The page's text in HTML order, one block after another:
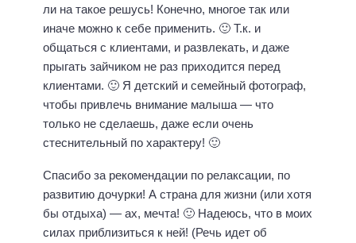
ли на такое решусь! Конечно, многое так или
иначе можно к себе применить. 🙂 Т.к. и
общаться с клиентами, и развлекать, и даже
прыгать зайчиком не раз приходится перед
клиентами. 🙂 Я детский и семейный фотограф,
чтобы привлечь внимание малыша — что
только не сделаешь, даже если очень
стеснительный по характеру! 🙂
Спасибо за рекомендации по релаксации, по
развитию дочурки! А страна для жизни (или хотя
бы отдыха) — ах, мечта! 🙂 Надеюсь, что в моих
силах приблизиться к ней! (Речь идет об